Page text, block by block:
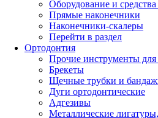
Оборудование и
Прямые наконечники
Наконечники-скалеры
Перейти в раздел
Ортодонтия
Прочие инструменты для
Брекеты
Щечные трубки и
Дуги ортодонтические
Адгезивы
Металлические